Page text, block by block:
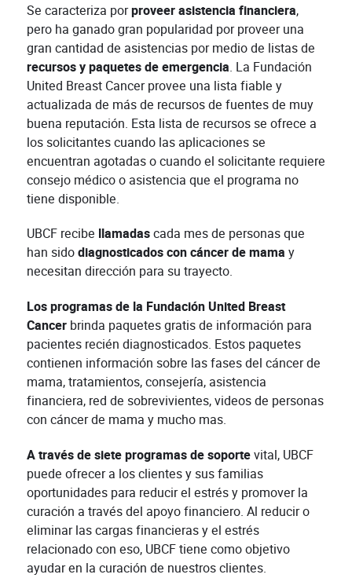
Se caracteriza porproveer asistencia financiera,
pero ha ganado gran popularidad por proveer una
gran cantidad de asistencias por medio de listas de
recursos y paquetes de emergencia. La Fundación
United Breast Cancer provee una lista fiable y
actualizada de más de recursos de fuentes de muy
buena reputación. Esta lista de recursos se ofrece a
los solicitantes cuando las aplicaciones se
encuentran agotadas o cuando el solicitante requiere
consejo médico o asistencia que el programa no
tiene disponible.
UBCF recibe llamadascada mes de personas que
han sidodiagnosticados con cáncer de mama y
necesitan dirección para su trayecto.
Los programas de la Fundación United Breast
Cancer brinda paquetes gratis de información para
pacientes recién diagnosticados. Estos paquetes
contienen información sobre las fases del cáncer de
mama, tratamientos, consejería, asistencia
financiera, red de sobrevivientes, videos de personas
con cáncer de mama y mucho mas.
A través de siete programas de soportevital, UBCF
puede ofrecer a los clientes y sus familias
oportunidades para reducir el estrés y promover la
curación a través del apoyo financiero. Al reducir o
eliminar las cargas financieras y el estrés
relacionado con eso, UBCF tiene como objetivo
ayudar en la curación de nuestros clientes.